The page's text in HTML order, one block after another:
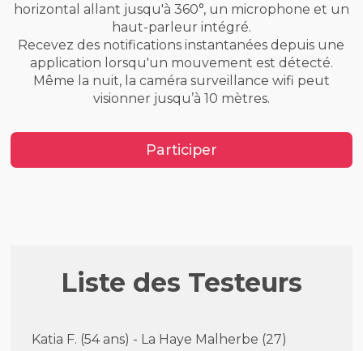
horizontal allant jusqu'à 360°, un microphone et un
haut-parleur intégré.
Recevez des notifications instantanées depuis une
application lorsqu'un mouvement est détecté.
Même la nuit, la caméra surveillance wifi peut
visionner jusqu’à 10 mètres.
Participer
Liste des Testeurs
Katia F. (54 ans) - La Haye Malherbe (27)